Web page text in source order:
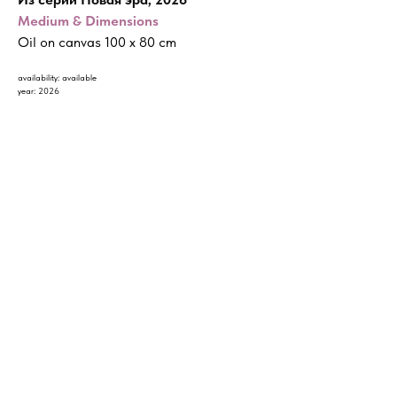
Medium & Dimensions
Oil on canvas 100 x 80 cm
availability: available
year: 2026